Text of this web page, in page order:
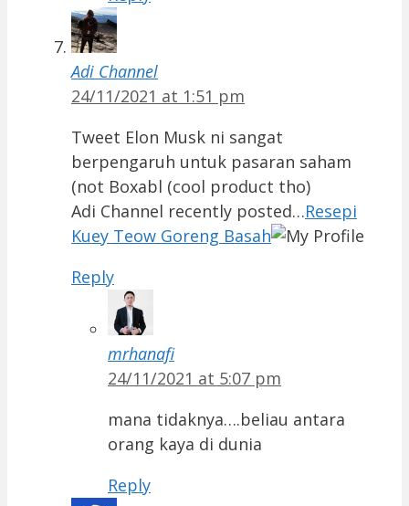
Adi Channel
24/11/2021 at 1:51 pm
Tweet Elon Musk ni sangat
berpengaruh untuk pasaran saham
(not Boxabl (cool product tho)
Adi Channel recently posted…Resepi
Kuey Teow Goreng Basah
Reply
mrhanafi
24/11/2021 at 5:07 pm
mana tidaknya….beliau antara
orang kaya di dunia
Reply